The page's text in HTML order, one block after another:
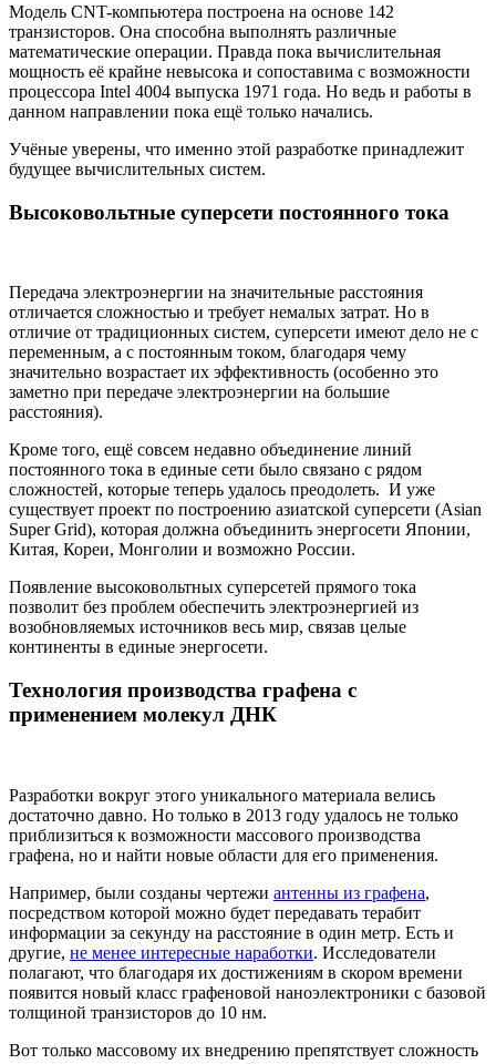
Модель CNT-компьютера построена на основе 142
транзисторов. Она способна выполнять различные
математические операции. Правда пока вычислительная
мощность её крайне невысока и сопоставима с возможности
процессора Intel 4004 выпуска 1971 года. Но ведь и работы в
данном направлении пока ещё только начались.
Учёные уверены, что именно этой разработке принадлежит
будущее вычислительных систем.
Высоковольтные суперсети постоянного тока
Передача электроэнергии на значительные расстояния
отличается сложностью и требует немалых затрат. Но в
отличие от традиционных систем, суперсети имеют дело не с
переменным, а с постоянным током, благодаря чему
значительно возрастает их эффективность (особенно это
заметно при передаче электроэнергии на большие
расстояния).
Кроме того, ещё совсем недавно объединение линий
постоянного тока в единые сети было связано с рядом
сложностей, которые теперь удалось преодолеть. И уже
существует проект по построению азиатской суперсети (Asian
Super Grid), которая должна объединить энергосети Японии,
Китая, Кореи, Монголии и возможно России.
Появление высоковольтных суперсетей прямого тока
позволит без проблем обеспечить электроэнергией из
возобновляемых источников весь мир, связав целые
континенты в единые энергосети.
Технология производства графена с
применением молекул ДНК
Разработки вокруг этого уникального материала велись
достаточно давно. Но только в 2013 году удалось не только
приблизиться к возможности массового производства
графена, но и найти новые области для его применения.
Например, были созданы чертежи антенны из графена,
посредством которой можно будет передавать терабит
информации за секунду на расстояние в один метр. Есть и
другие, не менее интересные наработки. Исследователи
полагают, что благодаря их достижениям в скором времени
появится новый класс графеновой наноэлектроники с базовой
толщиной транзисторов до 10 нм.
Вот только массовому их внедрению препятствует сложность